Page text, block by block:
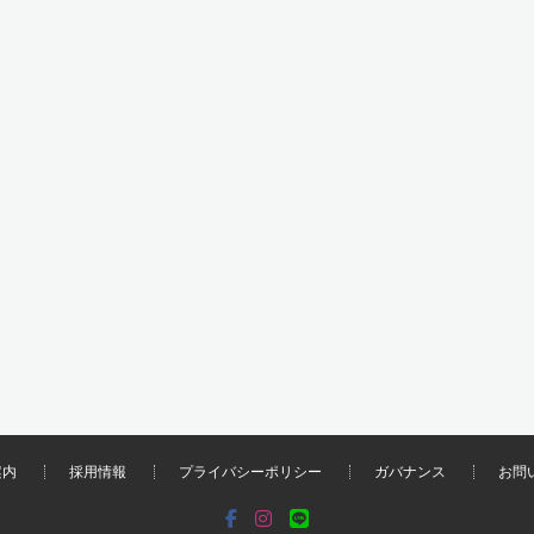
採用情報 プライバシーポリシー ガバナンス お問